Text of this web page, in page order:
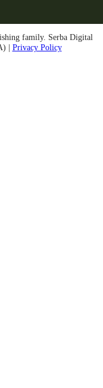
family. Serba Digital
| Privacy Policy